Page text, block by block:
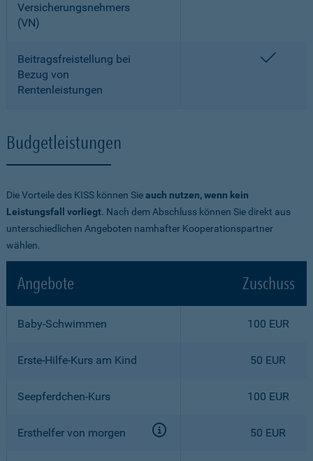
Versicherungsnehmers
(VN)
Beitragsfreistellung bei
Bezug von
Rentenleistungen
Budgetleistungen
Die Vorteile des KISS können Sieauch nutzen, wenn kein
Leistungsfall vorliegt. Nach dem Abschluss können Sie direkt aus
unterschiedlichen Angeboten namhafter Kooperationspartner
wählen.
Angebote Zuschuss
Baby-Schwimmen 100 EUR
Erste-Hilfe-Kurs am Kind 50 EUR
Seepferdchen-Kurs 100 EUR
Ersthelfer von morgen 50 EUR